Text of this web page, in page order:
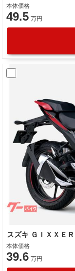
本体価格
49.5 万円
本体価格
39.6 万円